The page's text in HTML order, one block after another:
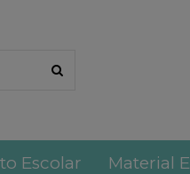
Escolar Material